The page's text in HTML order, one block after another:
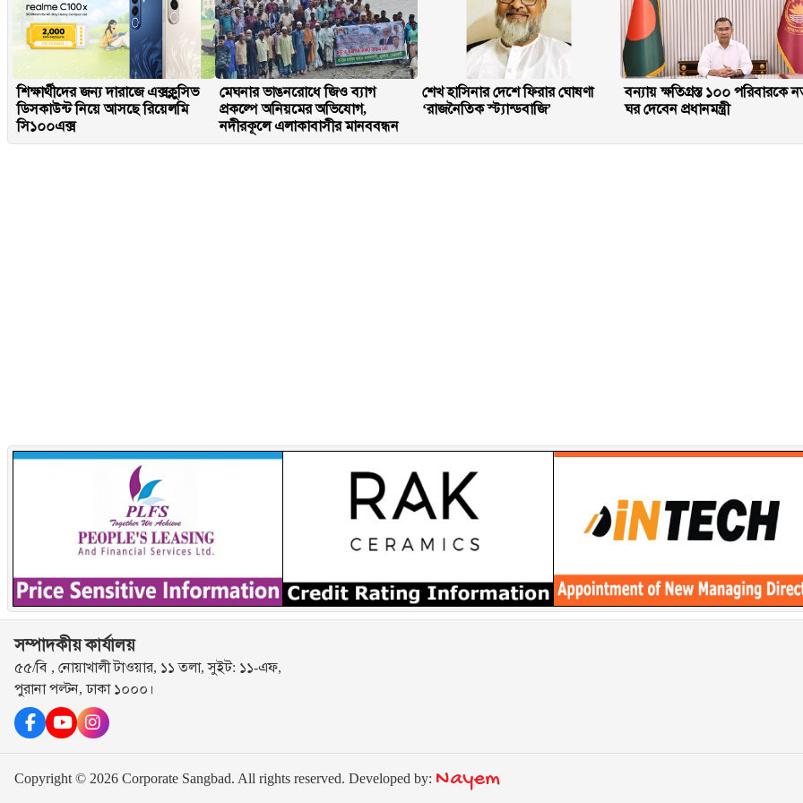
শিক্ষার্থীদের জন্য দারাজে এক্সক্লুসিভ
ডিসকাউন্ট নিয়ে আসছে রিয়েলমি
সি১০০এক্স
মেঘনার ভাঙনরোধে জিও ব্যাগ
প্রকল্পে অনিয়মের অভিযোগ,
নদীরকূলে এলাকাবাসীর মানববন্ধন
শেখ হাসিনার দেশে ফিরার ঘোষণা
‘রাজনৈতিক স্ট্যান্ডবাজি’
বন্যায় ক্ষতিগ্রস্ত ১০০ পরিবারকে
ঘর দেবেন প্রধানমন্ত্রী
সম্পাদকীয় কার্যালয়
৫৫/বি , নোয়াখালী টাওয়ার, ১১ তলা, সুইট: ১১-এফ,
পুরানা পল্টন, ঢাকা ১০০০।
Copyright © 2026 Corporate Sangbad. All rights reserved. Developed by: Nayem